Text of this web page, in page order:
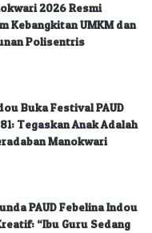
2026 Resmi
Kebangkitan UMKM dan
Polisentris
Buka Festival PAUD
Tegaskan Anak Adalah
Manokwari
PAUD Febelina Indou
“Ibu Guru Sedang